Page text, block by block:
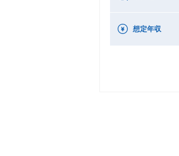
想定年収